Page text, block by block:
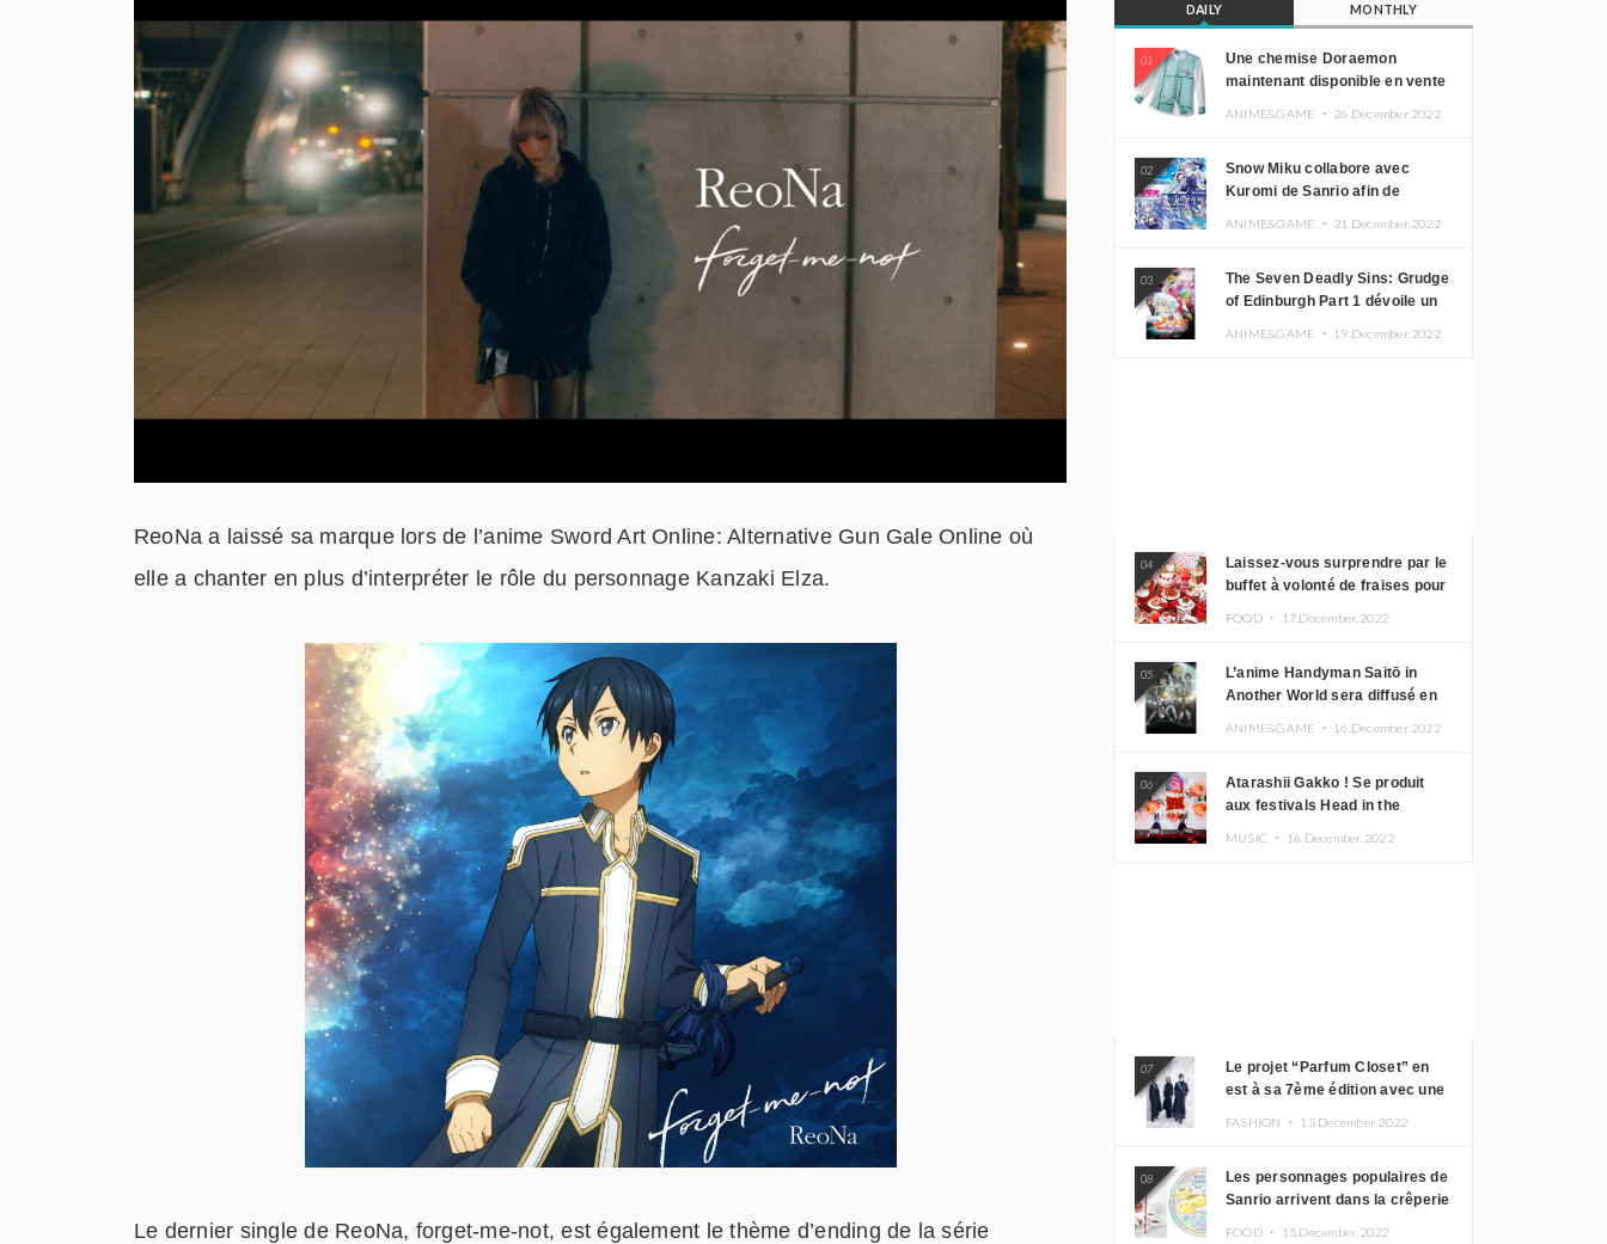
ReoNa a laissé sa marque lors de l’anime Sword Art Online: Alternative Gun Gale Online où
elle a chanter en plus d’interpréter le rôle du personnage Kanzaki Elza.
Le dernier single de ReoNa, forget-me-not, est également le thème d’ending de la série
DAILY MONTHLY
01
Une chemise Doraemon
maintenant disponible en vente
ANIME&GAME ・ 26.December.2022
02
Snow Miku collabore avec
Kuromi de Sanrio afin de
ANIME&GAME ・ 21.December.2022
03
The Seven Deadly Sins: Grudge
of Edinburgh Part 1 dévoile un
ANIME&GAME ・ 19.December.2022
04
Laissez-vous surprendre par le
buffet à volonté de fraises pour
FOOD ・ 17.December.2022
05
L’anime Handyman Saitō in
Another World sera diffusé en
ANIME&GAME ・ 16.December.2022
06
Atarashii Gakko ! Se produit
aux festivals Head in the
MUSIC ・ 16.December.2022
07
Le projet “Parfum Closet” en
est à sa 7ème édition avec une
FASHION ・ 15.December.2022
08
Les personnages populaires de
Sanrio arrivent dans la crêperie
FOOD ・ 15.December.2022